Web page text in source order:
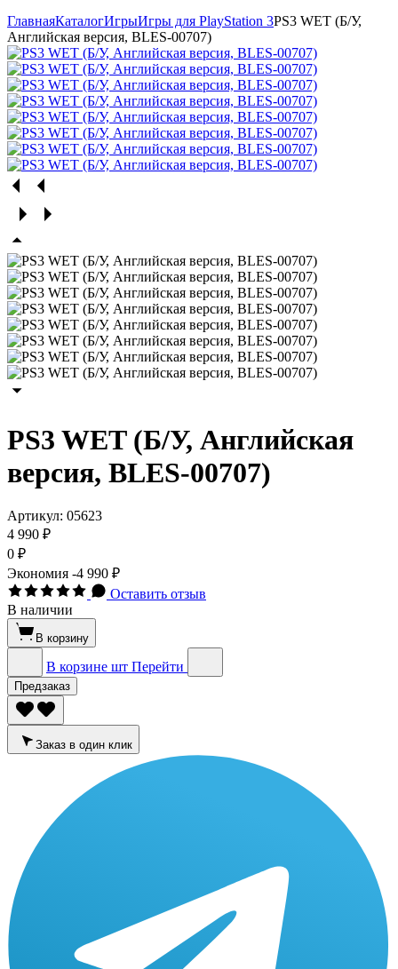
ГлавнаяКаталогИгрыИгры для PlayStation 3PS3 WET (Б/У,
Английская версия, BLES-00707)
PS3 WET (Б/У, Английская
версия, BLES-00707)
Артикул: 05623
4 990 ₽
0 ₽
Экономия -4 990 ₽
Оставить отзыв
В наличии
В корзину
В корзине шт Перейти
Предзаказ
Заказ в один клик